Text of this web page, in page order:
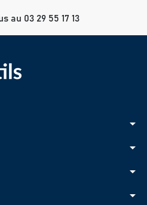
au 03 29 55 17 13
arrow_drop_down
arrow_drop_down
arrow_drop_down
arrow_drop_down